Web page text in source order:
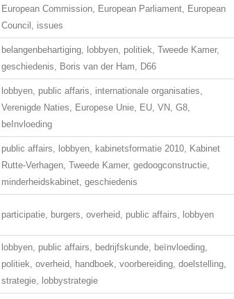
European Commission, European Parliament, European
Council, issues
belangenbehartiging, lobbyen, politiek, Tweede Kamer,
geschiedenis, Boris van der Ham, D66
lobbyen, public affaris, internationale organisaties,
Verenigde Naties, Europese Unie, EU, VN, G8,
beInvloeding
public affairs, lobbyen, kabinetsformatie 2010, Kabinet
Rutte-Verhagen, Tweede Kamer, gedoogconstructie,
minderheidskabinet, geschiedenis
participatie, burgers, overheid, public affairs, lobbyen
lobbyen, public affairs, bedrijfskunde, beïnvloeding,
politiek, overheid, handboek, voorbereiding, doelstelling,
strategie, lobbystrategie